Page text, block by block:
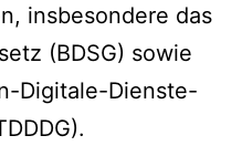
insbesondere das
(BDSG) sowie
Digitale-Dienste-